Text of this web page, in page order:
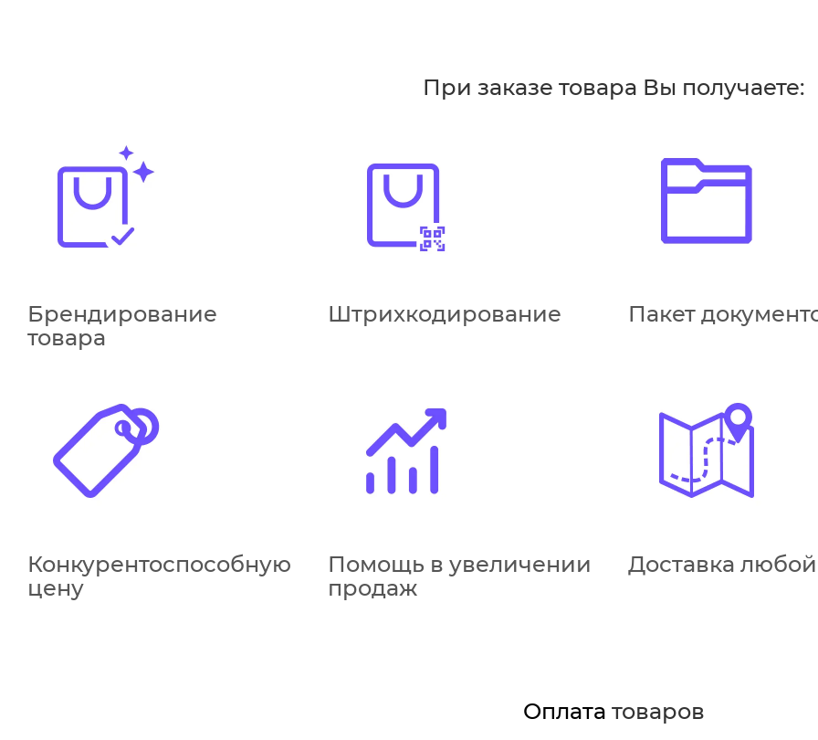
При заказе товара Вы получаете:
Брендирование
товара
Штрихкодирование Пакет
Конкурентоспособную
цену
Помощь в увеличении
продаж
Доставка
Оплата товаров